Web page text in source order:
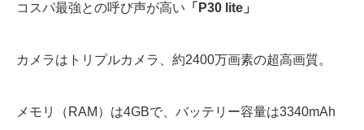
コスパ最強との呼び声が高い 「P30 lite」
カメラはトリプルカメラ、約2400万画素の超高画質。
メモリ（RAM）は4GBで、バッテリー容量は3340mAh